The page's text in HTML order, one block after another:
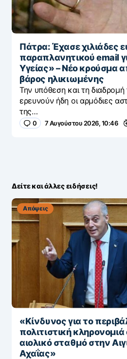
Πάτρα: Έχασε χιλιάδες
παραπλανητικού email
Υγείας» – Νέο κρούσμα
βάρος ηλικιωμένης
Την υπόθεση και τη
ερευνούν ήδη οι αρμόδιες
της…
0 7 Αυγούστου 2026, 10:46
Δείτε και άλλες ειδήσεις!
Απόψεις
«Κίνδυνος για το
πολιτιστική
αιολικό σταθμό στην
Αχαΐας»